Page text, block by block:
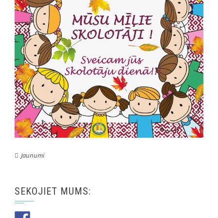
Jaunumi
SEKOJIET MUMS: